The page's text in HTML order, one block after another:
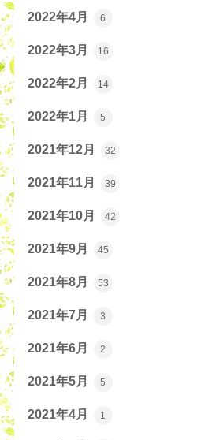
2022年4月 6
2022年3月 16
2022年2月 14
2022年1月 5
2021年12月 32
2021年11月 39
2021年10月 42
2021年9月 45
2021年8月 53
2021年7月 3
2021年6月 2
2021年5月 5
2021年4月 1